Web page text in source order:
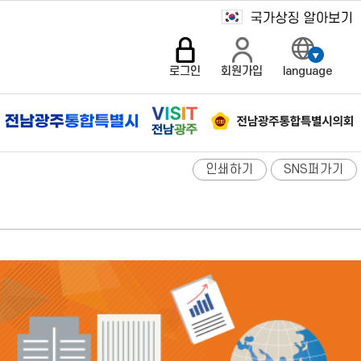
로그인 회원가입 language
인쇄하기 SNS퍼가기